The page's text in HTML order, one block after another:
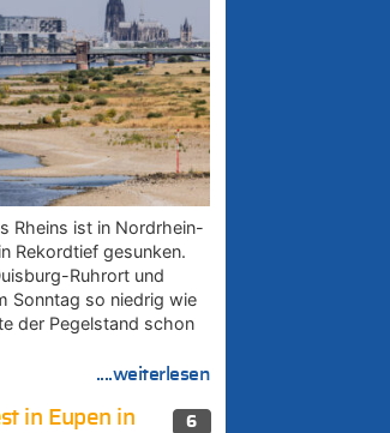
Rheins ist in Nordrhein-
Rekordtief gesunken.
Ruhrort und
Sonntag so niedrig wie
der Pegelstand schon
....weiterlesen
6
in Eupen in